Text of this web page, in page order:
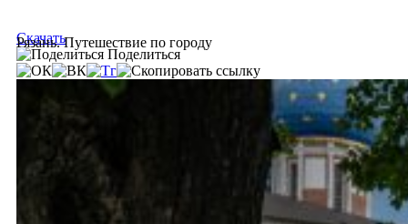
Рязань. Путешествие по городу
Скачать
Поделиться